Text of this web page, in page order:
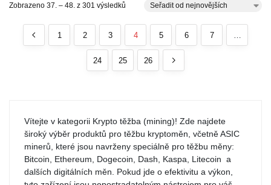
Zobrazeno 37. – 48. z 301 výsledků
1 2 3 4 5 6 7
24 25 26
Vítejte v kategorii Krypto těžba (mining)! Zde najdete
široký výběr produktů pro těžbu kryptoměn, včetně ASIC
minerů, které jsou navrženy speciálně pro těžbu měny:
Bitcoin, Ethereum, Dogecoin, Dash, Kaspa, Litecoin a
dalších digitálních měn. Pokud jde o efektivitu a výkon,